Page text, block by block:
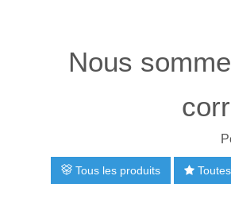
Nous
Tous les produits